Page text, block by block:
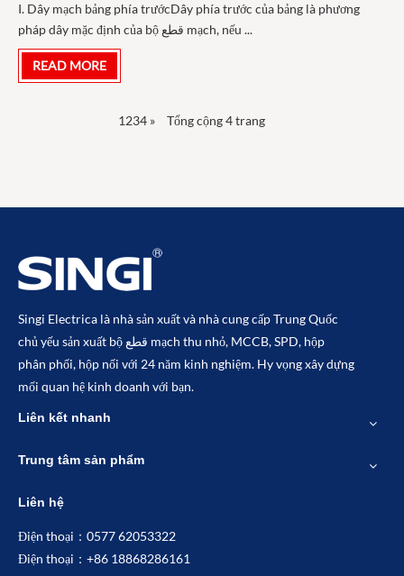
I. Dây mạch bảng phía trướcDây phía trước của bảng là phương
pháp dây mặc định của bộ قطع mạch, nếu ...
READ MORE
1234 » Tổng cộng 4 trang
Singi Electrica là nhà sản xuất và nhà cung cấp Trung Quốc
chủ yếu sản xuất bộ قطع mạch thu nhỏ, MCCB, SPD, hộp
phân phối, hộp nối với 24 năm kinh nghiệm. Hy vọng xây dựng
mối quan hệ kinh doanh với bạn.
Liên kết nhanh
Trung tâm sản phẩm
Liên hệ
Điện thoại：0577 62053322
Điện thoại：+86 18868286161